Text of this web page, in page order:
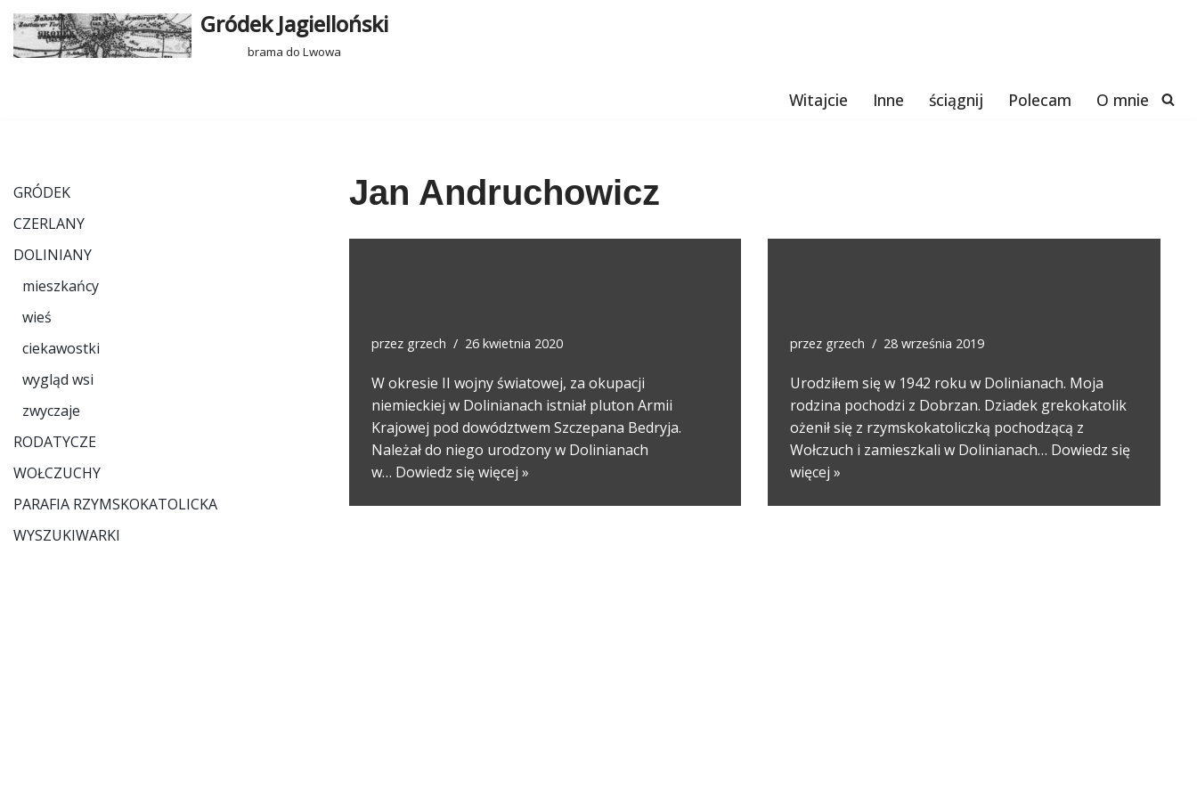
Przejdź
Gródek Jagielloński
brama do Lwowa
Witajcie Inne ściągnij Polecam O mnie
GRÓDEK
CZERLANY
DOLINIANY
mieszkańcy
wieś
ciekawostki
wygląd wsi
zwyczaje
RODATYCZE
WOŁCZUCHY
PARAFIA RZYMSKOKATOLICKA
WYSZUKIWARKI
Jan Andruchowicz
przez grzech 26 kwietnia 2020
W okresie II wojny światowej, za okupacji
niemieckiej w Dolinianach istniał pluton Armii
Krajowej pod dowództwem Szczepana Bedryja.
Należał do niego urodzony w Dolinianach
w… Dowiedz się więcej »
przez grzech 28 września 2019
Urodziłem się w 1942 roku w Dolinianach. Moja
rodzina pochodzi z Dobrzan. Dziadek grekokatolik
ożenił się z rzymskokatoliczką pochodzącą z
Wołczuch i zamieszkali w Dolinianach… Dowiedz się
więcej »